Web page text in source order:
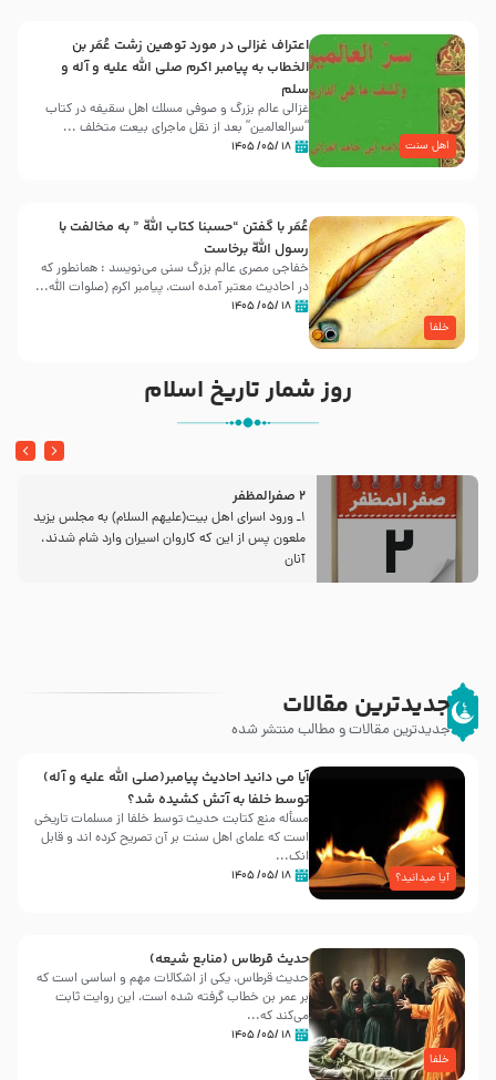
اهل سنت
اعتراف غزالی در مورد توهین زشت عُمَر بن
الخطاب به پیامبر اکرم صلی الله علیه و آله و
سلم
غزالی عالم بزرگ و صوفی مسلك اهل سقيفه در کتاب
“سرالعالمین” بعد از نقل ماجرای بیعت متخلف ...
۱۸ /۰۵/ ۱۴۰۵
خلفا
عُمَر با گفتن “حسبنا كتاب اللّه ” به مخالفت با
رسول اللّه برخاست
خفاجی مصری عالم بزرگ سنی می‌نویسد : همانطور که
در احادیث معتبر آمده است، پیامبر اکرم (صلوات اللّه...
۱۸ /۰۵/ ۱۴۰۵
روز شمار تاریخ اسلام
2 صفرالمظفر
1ـ ورود اسراى اهل بیت‌(علیهم السلام) به مجلس یزید
ملعون پس از این كه كاروان اسیران وارد شام شدند،
آنان
جدیدترین مقالات
جدیدترین مقالات و مطالب منتشر شده
آیا میدانید؟
آیا می دانید احادیث پیامبر(صلی الله علیه و آله)
توسط خلفا به آتش کشیده شد؟
مسأله منع کتابت حدیث توسط خلفا از مسلمات تاریخی
است که علمای اهل سنت بر آن تصریح کرده اند و قابل
انک...
۱۸ /۰۵/ ۱۴۰۵
خلفا
حدیث قرطاس (منابع شیعه)
حدیث قرطاس، یکی از اشکالات مهم و اساسی است که
بر عمر بن خطاب گرفته شده است، این روایت ثابت
می‌کند که...
۱۸ /۰۵/ ۱۴۰۵